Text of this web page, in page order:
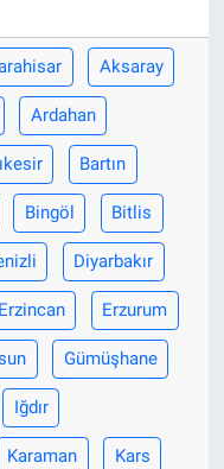
Aksaray
Ardahan
Bartın
Bingöl Bitlis
Diyarbakır
Erzincan Erzurum
Gümüşhane
Iğdır
Karaman Kars